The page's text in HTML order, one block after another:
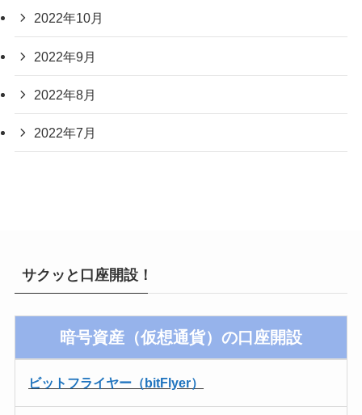
2022年10月
2022年9月
2022年8月
2022年7月
サクッと口座開設！
暗号資産（仮想通貨）の口座開設
ビットフライヤー（bitFlyer）